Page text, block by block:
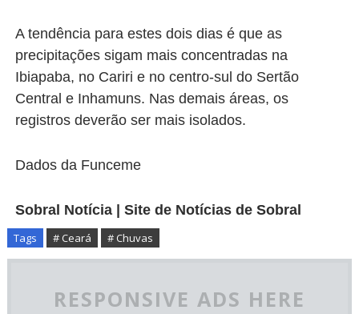
A tendência para estes dois dias é que as
precipitações sigam mais concentradas na
Ibiapaba, no Cariri e no centro-sul do Sertão
Central e Inhamuns. Nas demais áreas, os
registros deverão ser mais isolados.
Dados da Funceme
Sobral Notícia | Site de Notícias de Sobral
Tags # Ceará # Chuvas
RESPONSIVE ADS HERE